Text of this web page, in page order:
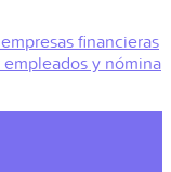
financieras
y nómina